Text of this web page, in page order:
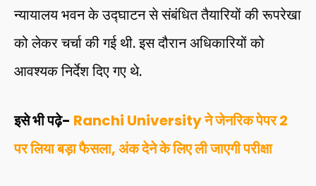
न्यायालय भवन के उद्घाटन से संबंधित तैयारियों की रूपरेखा
को लेकर चर्चा की गई थी. इस दौरान अधिकारियों को
आवश्यक निर्देश दिए गए थे.
इसे भी पढ़े- Ranchi University ने जेनरिक पेपर 2
पर लिया बड़ा फैसला, अंक देने के लिए ली जाएगी परीक्षा